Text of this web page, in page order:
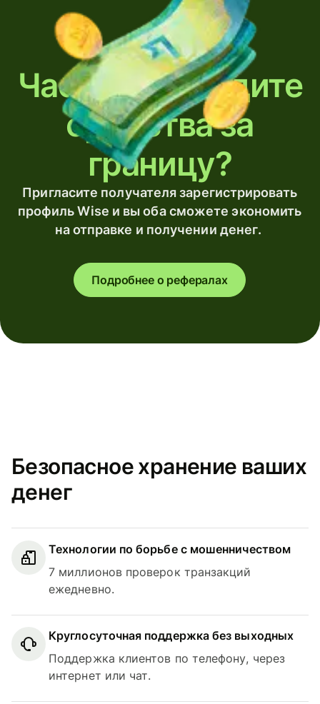
Часто переводите
средства за
границу?
Пригласите получателя зарегистрировать
профиль Wise и вы оба сможете экономить
на отправке и получении денег.
Подробнее о рефералах
Безопасное хранение ваших
денег
Технологии по борьбе с мошенничеством
7 миллионов проверок транзакций
ежедневно.
Круглосуточная поддержка без выходных
Поддержка клиентов по телефону, через
интернет или чат.